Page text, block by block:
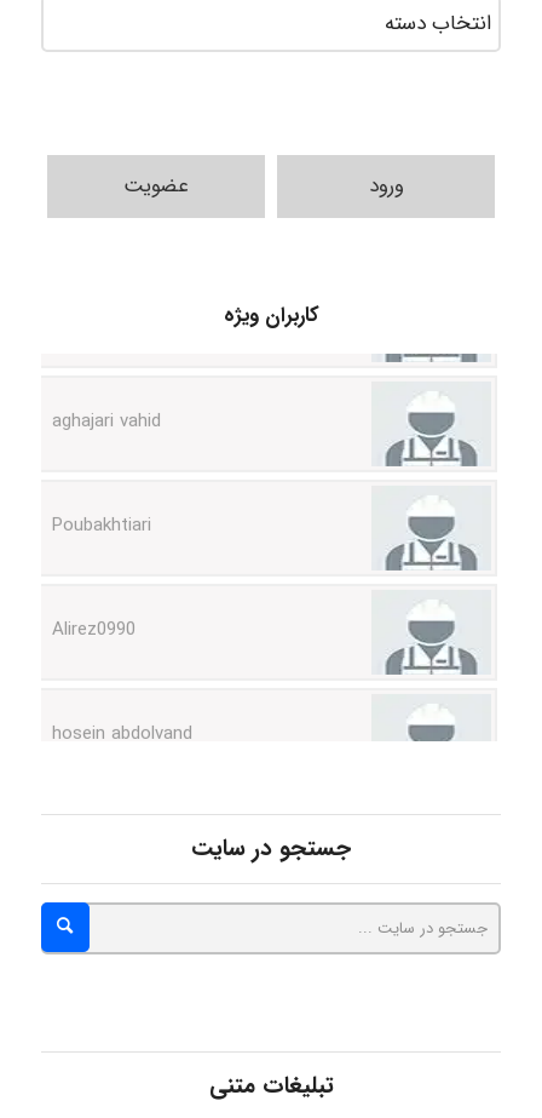
ورود عضویت
کاربران ویژه
emami
جستجو در سایت
تبلیغات متنی